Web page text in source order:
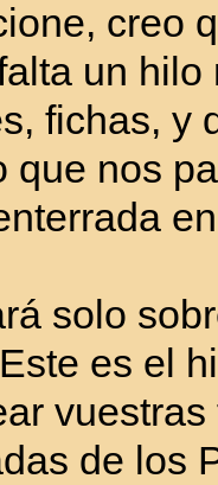
creo
un
fichas, y
que nos
solo
es el
de los